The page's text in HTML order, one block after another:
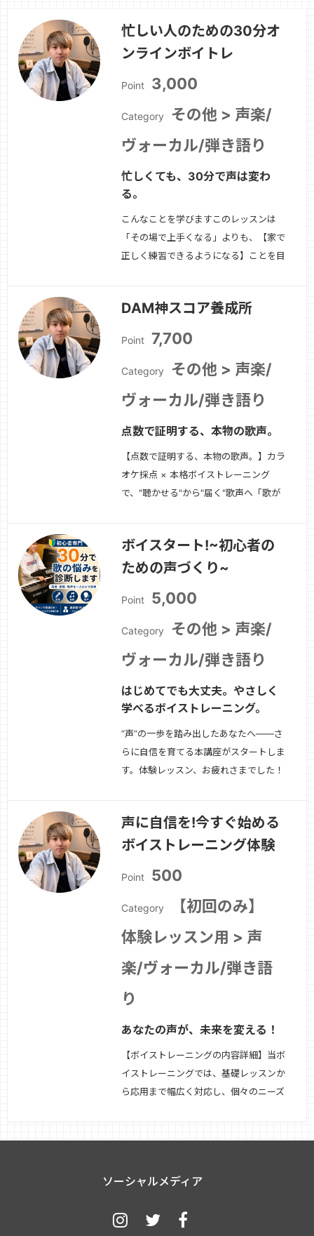
忙しい人のための30分オ
ンラインボイトレ
Point 3,000
Category
その他 > 声楽/
ヴォーカル/弾き語り
忙しくても、30分で声は変わ
る。
こんなことを学びますこのレッスンは
「その場で上手くなる」よりも、【家で
正しく練習できるようになる】ことを目
宅で再現できる練習方法に絞って・継続
す。当日の流れとタイムスケジュール
① 声のチェック…続きを見る »
DAM神スコア養成所
Point 7,700
Category
その他 > 声楽/
ヴォーカル/弾き語り
点数で証明する、本物の歌声。
【点数で証明する、本物の歌声。】カラ
オケ採点 × 本格ボイストレーニング
で、"聴かせる"から"届く"歌声へ「歌が
スンでは、カラオケの採点システムを有
効活用しながら、確実に“結果”を出す実
数に直…続きを見る »
ボイスタート!~初心者の
ための声づくり~
Point 5,000
Category
その他 > 声楽/
ヴォーカル/弾き語り
はじめてでも大丈夫。やさしく
学べるボイストレーニング。
“声”の一歩を踏み出したあなたへ——さ
らに自信を育てる本講座がスタートしま
す。体験レッスン、お疲れさまでした！
方に向けて、次のステップとなる本講座
をご案内します。**『ボイスタート！〜
では、…続きを見る »
声に自信を!今すぐ始める
ボイストレーニング体験
Point 500
Category
【初回のみ】
体験レッスン用 > 声
楽/ヴォーカル/弾き語
り
あなたの声が、未来を変える！
【ボイストレーニングの内容詳細】当ボ
イストレーニングでは、基礎レッスンか
ら応用まで幅広く対応し、個々のニーズ
する悩みや課題を丁寧にお聞きします。
ソーシャルメディア